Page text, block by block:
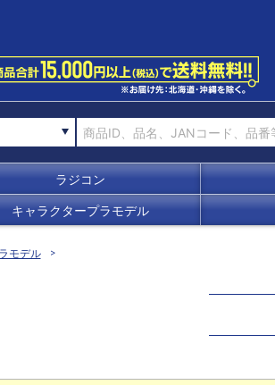
ラジコン
キャラクタープラモデル
モデル